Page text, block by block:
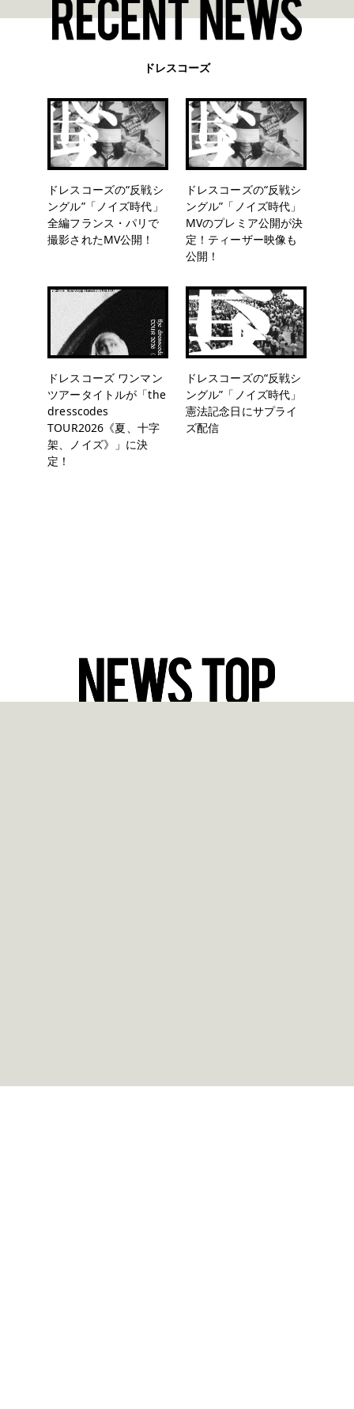
ドレスコーズ
ドレスコーズの“反戦シ
ングル”「ノイズ時代」
全編フランス・パリで
撮影されたMV公開！
ドレスコーズの“反戦シ
ングル”「ノイズ時代」
MVのプレミア公開が決
定！ティーザー映像も
公開！
ドレスコーズ ワンマン
ツアータイトルが「the
dresscodes
TOUR2026《夏、十字
架、ノイズ》」に決
定！
ドレスコーズの“反戦シ
ングル”「ノイズ時代」
憲法記念日にサプライ
ズ配信